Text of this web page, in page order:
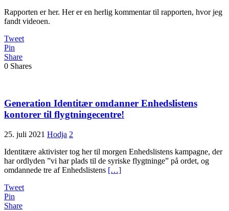
Rapporten er her. Her er en herlig kommentar til rapporten, hvor jeg
fandt videoen.
Tweet
Pin
Share
0 Shares
Generation Identitær omdanner Enhedslistens
kontorer til flygtningecentre!
25. juli 2021 Hodja 2
Identitære aktivister tog her til morgen Enhedslistens kampagne, der
har ordlyden ”vi har plads til de syriske flygtninge” på ordet, og
omdannede tre af Enhedslistens […]
Tweet
Pin
Share